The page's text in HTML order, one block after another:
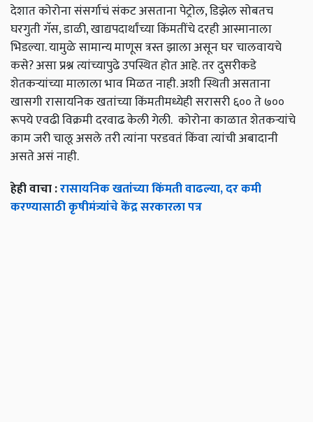
देशात कोरोना संसर्गाचं संकट असताना पेट्रोल,डिझेल सोबतच
घरगुती गॅस,डाळी,खाद्यपदार्थांच्या किंमतींचे दरही आस्मानाला
भिडल्या. यामुळे सामान्य माणूस त्रस्त झाला असून घर चालवायचे
कसे?असा प्रश्न त्यांच्यापुढे उपस्थित होत आहे. तर दुसरीकडे
शेतकऱ्यांच्या मालाला भाव मिळत नाही. अशी स्थिती असताना
खासगी रासायनिक खतांच्या किंमतीमध्येही सरासरी ६०० ते ७००
रूपये एवढी विक्रमी दरवाढ केली गेली. कोरोना काळात शेतकऱ्यांचे
काम जरी चालू असले तरी त्यांना परडवतं किंवा त्यांची अबादानी
असते असं नाही.
हेही वाचा :रासायनिक खतांच्या किंमती वाढल्या, दर कमी
करण्यासाठी कृषीमंत्र्यांचे केंद्र सरकारला पत्र